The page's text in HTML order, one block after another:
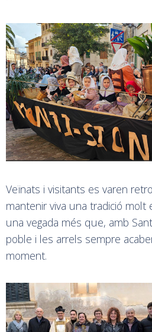
Veïnats i visitants es varen
mantenir viva una tradició
una vegada més que, amb
poble i les arrels sempre
moment.